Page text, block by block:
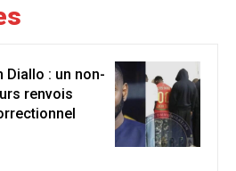
Diallo : un non-
renvois